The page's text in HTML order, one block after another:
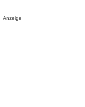
Anzeige